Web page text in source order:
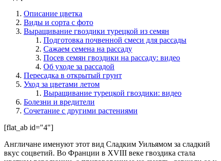
Описание цветка
Виды и сорта с фото
Выращивание гвоздики турецкой из семян
Подготовка почвенной смеси для рассады
Сажаем семена на рассаду
Посев семян гвоздики на рассаду: видео
Об уходе за рассадой
Пересадка в открытый грунт
Уход за цветами летом
Выращивание турецкой гвоздики: видео
Болезни и вредители
Сочетание с другими растениями
[flat_ab id="4"]
Англичане именуют этот вид Сладким Уильямом за сладкий
вкус соцветий. Во Франции в XVIII веке гвоздика стала